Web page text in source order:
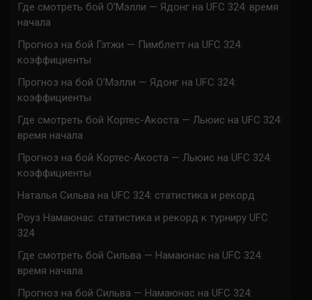
Где смотреть бой О’Мэлли — Ядонг на UFC 324: время
начала
Прогноз на бой Гэтжи — Пимблетт на UFC 324:
коэффициенты
Прогноз на бой О’Мэлли — Ядонг на UFC 324:
коэффициенты
Где смотреть бой Кортес-Акоста — Льюис на UFC 324:
время начала
Прогноз на бой Кортес-Акоста — Льюис на UFC 324:
коэффициенты
Наталья Сильва на UFC 324: статистика и рекорд
Роуз Намаюнас: статистика и рекорд к турниру UFC
324
Где смотреть бой Сильва — Намаюнас на UFC 324:
время начала
Прогноз на бой Сильва — Намаюнас на UFC 324: